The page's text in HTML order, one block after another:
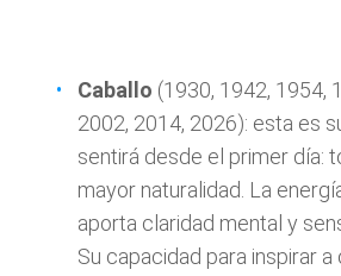
Caballo (1930, 1942, 1954,
2002, 2014, 2026): esta es
sentirá desde el primer día:
mayor naturalidad. La
aporta claridad mental y
Su capacidad para inspirar